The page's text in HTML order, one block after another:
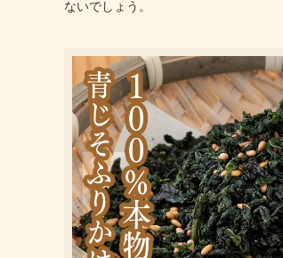
ないでしょう。